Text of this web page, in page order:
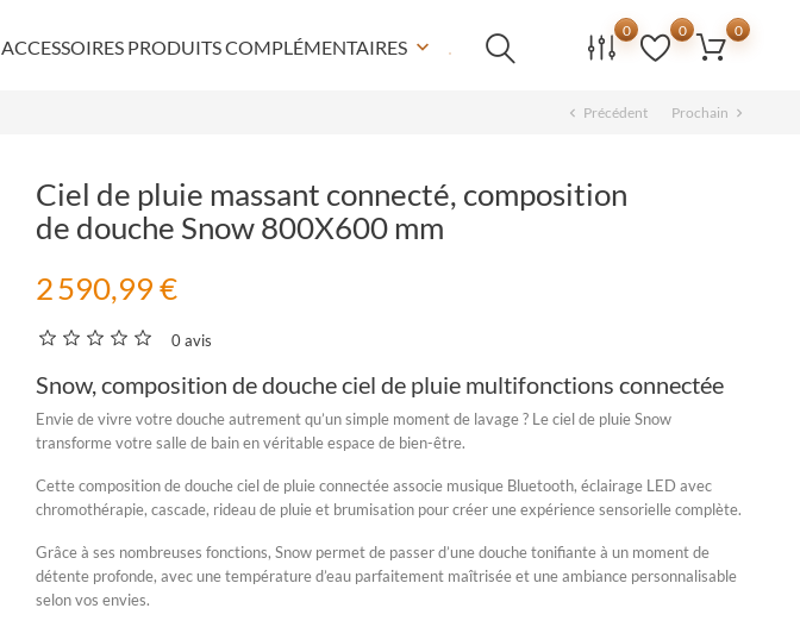
ACCESSOIRES PRODUITS COMPLÉMENTAIRES keyboard_arrow_down
0
0
0
chevron_left Précédent Prochain chevron_right
Ciel de pluie massant connecté, composition
de douche Snow 800X600 mm
2 590,99 €
0 avis
Snow, composition de douche ciel de pluie multifonctions connectée
Envie de vivre votre douche autrement qu’un simple moment de lavage ? Leciel de pluie Snow
transforme votre salle de bain en véritable espace de bien-être.
Cettecomposition de douche ciel de pluie connectéeassocie musique Bluetooth, éclairage LED avec
chromothérapie, cascade, rideau de pluie et brumisation pour créer une expérience sensorielle complète.
Grâce à ses nombreuses fonctions, Snow permet de passer d’une douche tonifiante à un moment de
détente profonde, avec une température d’eau parfaitement maîtrisée et une ambiance personnalisable
selon vos envies.